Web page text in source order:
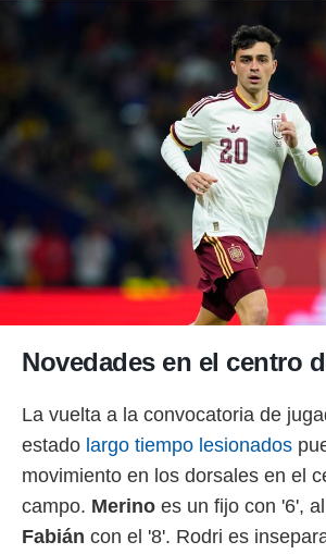
Novedades en el centro
La vuelta a la convocatoria de
estado largo tiempo lesionados
movimiento en los dorsales en el
campo. Merino es un fijo con '6',
Fabián con el '8'. Rodri es